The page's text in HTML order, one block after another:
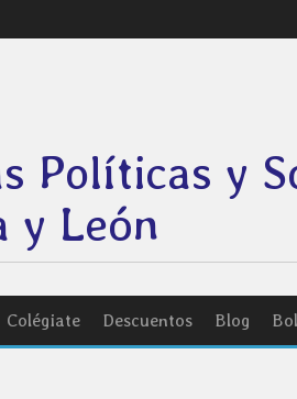
Políticas y
y León
Colégiate Descuentos Blog